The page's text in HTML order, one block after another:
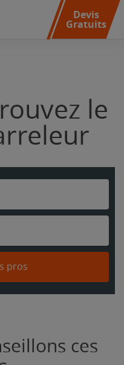
Devis
Gratuits
le
pros
ces